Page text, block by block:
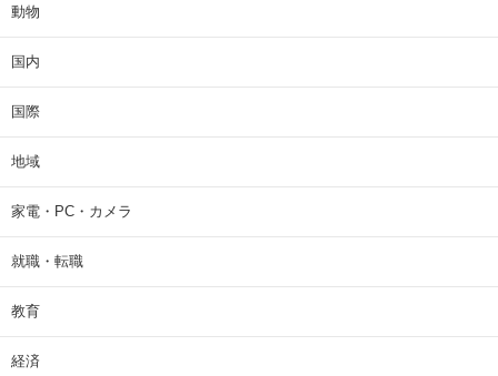
動物
国内
国際
地域
家電・PC・カメラ
就職・転職
教育
経済